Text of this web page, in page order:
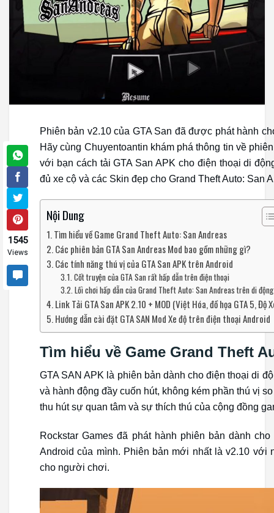
1545
Views
Phiên bản v2.10 của GTA San đã được phát hành
Hãy cùng Chuyentoantin khám phá thông tin về
với bạn cách tải GTA San APK cho điện thoại di
đủ xe cộ và các Skin đẹp cho Grand Theft Auto: San
Nội Dung
Tìm hiểu về Game Grand Theft Auto: San Andreas
Các phiên bản GTA San Andreas Mod bao gồm những gì?
Các tính năng thú vị của GTA San APK trên Android
Cốt truyện của GTA San rất hấp dẫn trên điện thoại
Lối chơi hấp dẫn của Grand Theft Auto: San Andreas trên di động
Link Tải GTA San APK 2.10 + MOD (Việt Hóa, đồ họa GTA 5, Độ
Hướng dẫn cài đặt GTA SAN Mod Xe độ trên điện thoại Android
Tìm hiểu về Game Grand Theft
GTA SAN APK là phiên bản dành cho điện thoại di
và hành động đầy cuốn hút, không kém phần thú vị
thu hút sự quan tâm và sự thích thú của cộng đồng
Rockstar Games đã phát hành phiên bản dành
Android của mình. Phiên bản mới nhất là v2.10
cho người chơi.